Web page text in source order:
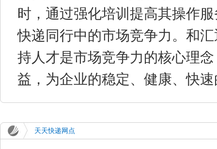
时，通过强化培训提高其操作
快递同行中的市场竞争力。和
持人才是市场竞争力的核心理
益，为企业的稳定、健康、快
天天快递网点